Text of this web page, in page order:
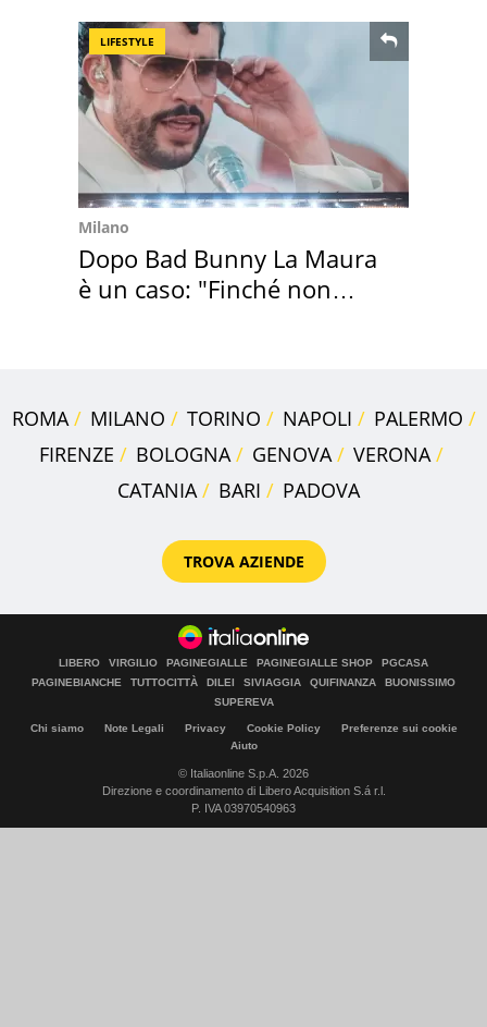
LIFESTYLE
Milano
Dopo Bad Bunny La Maura
è un caso: "Finché non
ROMA MILANO TORINO NAPOLI
PALERMO
FIRENZE
BOLOGNA GENOVA
VERONA
CATANIA
BARI PADOVA
TROVA AZIENDE
LIBERO VIRGILIO PAGINEGIALLE PAGINEGIALLE SHOP
PGCASA
PAGINEBIANCHE
TUTTOCITTÀ DILEI SIVIAGGIA QUIFINANZA
BUONISSIMO
SUPEREVA
Chi siamo Note Legali Privacy Cookie Policy
Preferenze sui cookie
Aiuto
© Italiaonline S.p.A. 2026
Direzione e coordinamento di Libero Acquisition S.á r.l.
P. IVA 03970540963